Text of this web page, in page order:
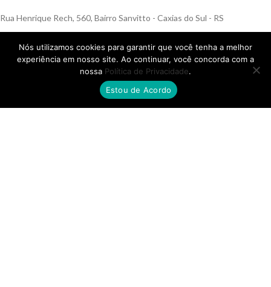
Rua Henrique Rech, 560, Bairro Sanvitto - Caxias do Sul - RS
Av. Ana Jacinta, 2450, Núcleo Bartholomeu Bueno de Miranda,
Nós utilizamos cookies para garantir que você tenha a melhor
experiência em nosso site. Ao continuar, você concorda com a
nossa Política de Privacidade.
Estou de Acordo